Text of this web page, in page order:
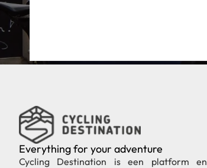
Everything for your adventure
Cycling Destination is een platform en